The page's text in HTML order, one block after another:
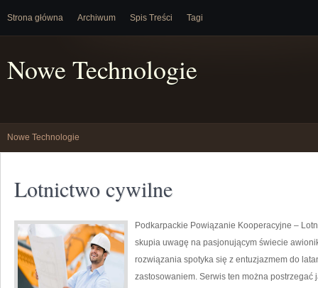
Strona główna Archiwum Spis Treści Tagi
Nowe Technologie
Nowe Technologie
Lotnictwo cywilne
Podkarpackie Powiązanie Kooperacyjne –
skupia uwagę na pasjonującym świecie
rozwiązania spotyka się z entuzjazmem do
zastosowaniem. Serwis ten można